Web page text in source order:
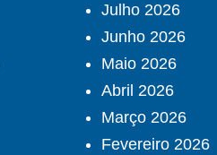
Julho 2026
Junho 2026
Maio 2026
Abril 2026
Março 2026
Fevereiro 2026